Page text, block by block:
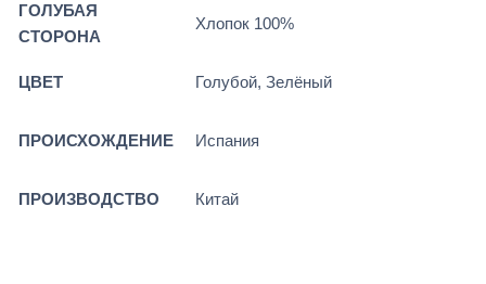
ГОЛУБАЯ
СТОРОНА
Хлопок 100%
ЦВЕТ Голубой, Зелёный
ПРОИСХОЖДЕНИЕ Испания
ПРОИЗВОДСТВО Китай